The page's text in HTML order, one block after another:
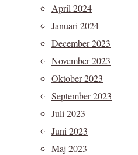
April 2024
Januari 2024
December 2023
November 2023
Oktober 2023
September 2023
Juli 2023
Juni 2023
Maj 2023